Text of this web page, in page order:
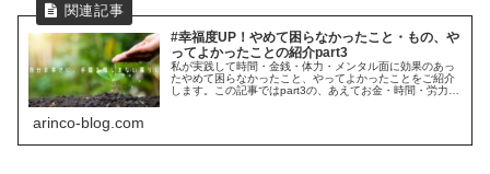
#幸福度UP！やめて困らなかったこと・もの、や
ってよかったことの紹介part3
私が実践して時間・金銭・体力・メンタル面に効果のあっ
たやめて困らなかったこと、やってよかったことをご紹介
します。この記事ではpart3の、あえてお金・時間・労力を
arinco-blog.com